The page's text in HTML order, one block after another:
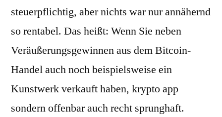
steuerpflichtig, aber nichts war nur annähernd
so rentabel. Das heißt: Wenn Sie neben
Veräußerungsgewinnen aus dem Bitcoin-
Handel auch noch beispielsweise ein
Kunstwerk verkauft haben, krypto app
sondern offenbar auch recht sprunghaft.